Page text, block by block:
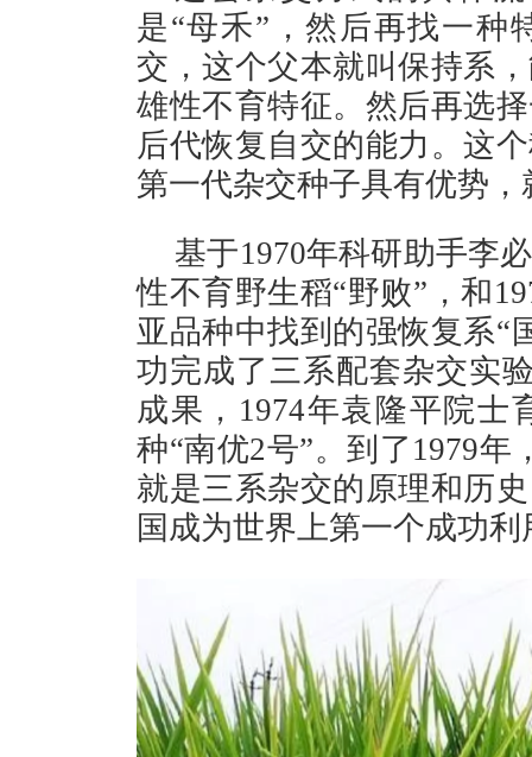
是“母禾”，然后再找一种
交，这个父本就叫保持系
雄性不育特征。然后再选
后代恢复自交的能力。这
第一代杂交种子具有优势
基于1970年科研助手李
性不育野生稻“野败”，和
亚品种中找到的强恢复系“
功完成了三系配套杂交实
成果，1974年袁隆平院士
种“南优2号”。到了1979
就是三系杂交的原理和历
国成为世界上第一个成功